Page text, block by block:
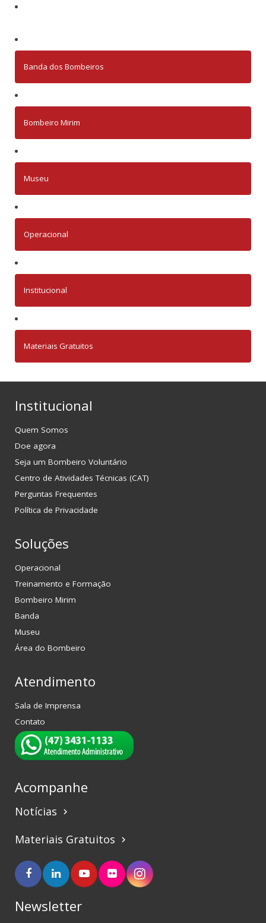
Banda dos Bombeiros
Bombeiro Mirim
Museu
Operacional
Institucional
Materiais Gratuitos
Institucional
Quem Somos
Doe agora
Seja um Bombeiro Voluntário
Centro de Atividades Técnicas (CAT)
Perguntas Frequentes
Política de Privacidade
Soluções
Operacional
Treinamento e Formação
Bombeiro Mirim
Banda
Museu
Área do Bombeiro
Atendimento
Sala de Imprensa
Contato
Acompanhe
Notícias keyboard_arrow_right
Materiais Gratuitos keyboard_arrow_right
Newsletter